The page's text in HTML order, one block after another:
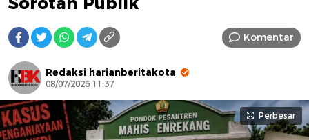
AFN BEAUTY LUXURY Komentar
Redaksi harianberitakota
08/07/2026 11:37
Perbesar